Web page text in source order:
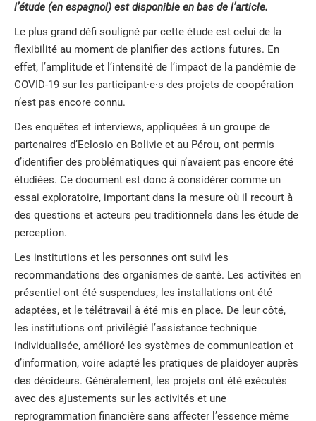
l’étude (en espagnol) est disponible en bas de l’article.
Le plus grand défi souligné par cette étude est celui de la
flexibilité au moment de planifier des actions futures. En
effet, l’amplitude et l’intensité de l’impact de la pandémie de
COVID-19 sur les participant·e·s des projets de coopération
n’est pas encore connu.
Des enquêtes et interviews, appliquées à un groupe de
partenaires d’Eclosio en Bolivie et au Pérou, ont permis
d’identifier des problématiques qui n’avaient pas encore été
étudiées. Ce document est donc à considérer comme un
essai exploratoire, important dans la mesure où il recourt à
des questions et acteurs peu traditionnels dans les étude de
perception.
Les institutions et les personnes ont suivi les
recommandations des organismes de santé. Les activités en
présentiel ont été suspendues, les installations ont été
adaptées, et le télétravail à été mis en place. De leur côté,
les institutions ont privilégié l’assistance technique
individualisée, amélioré les systèmes de communication et
d’information, voire adapté les pratiques de plaidoyer auprès
des décideurs. Généralement, les projets ont été exécutés
avec des ajustements sur les activités et une
reprogrammation financière sans affecter l’essence même